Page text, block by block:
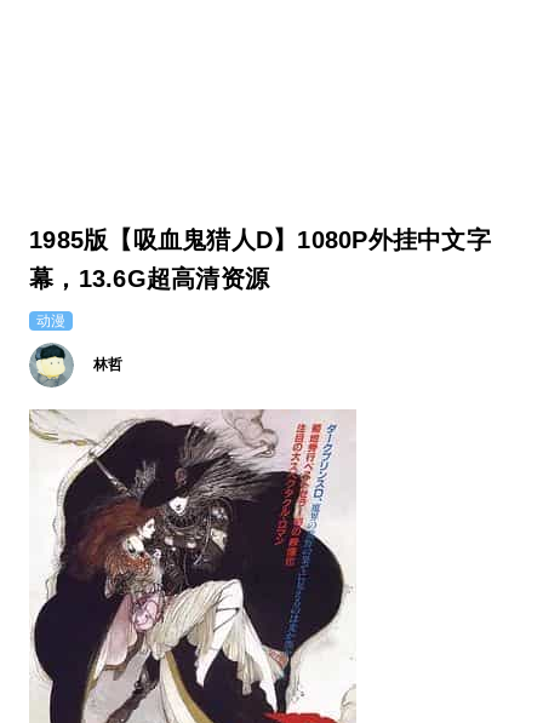
1985版【吸血鬼猎人D】1080P外挂中文字
幕，13.6G超高清资源
动漫
林哲